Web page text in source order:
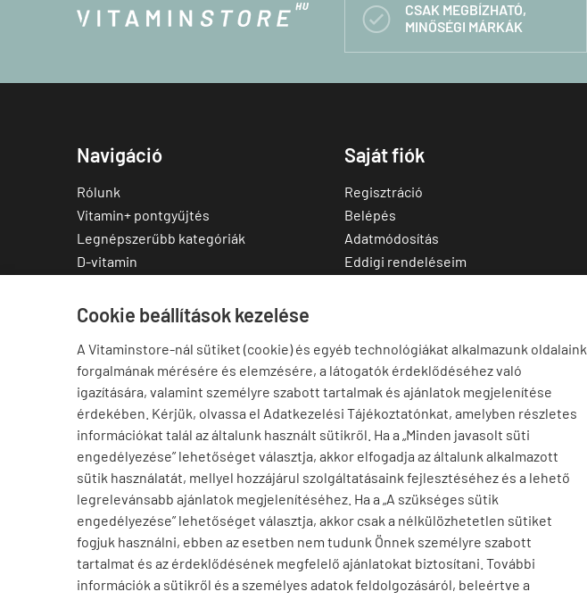
Cookie beállítások kezelése
A Vitaminstore-nál sütiket (cookie) és egyéb technológiákat alkalmazunk oldalaink
forgalmának mérésére és elemzésére, a látogatók érdeklődéséhez való
igazítására, valamint személyre szabott tartalmak és ajánlatok megjelenítése
érdekében. Kérjük, olvassa el Adatkezelési Tájékoztatónkat, amelyben részletes
információkat talál az általunk használt sütikről. Ha a „Minden javasolt süti
engedélyezése” lehetőséget választja, akkor elfogadja az általunk alkalmazott
sütik használatát, mellyel hozzájárul szolgáltatásaink fejlesztéséhez és a lehető
legrelevánsabb ajánlatok megjelenítéséhez. Ha a „A szükséges sütik
engedélyezése” lehetőséget választja, akkor csak a nélkülözhetetlen sütiket
fogjuk használni, ebben az esetben nem tudunk Önnek személyre szabott
tartalmat és az érdeklődésének megfelelő ajánlatokat biztosítani. További
információk a sütikről és a személyes adatok feldolgozásáról, beleértve a

CSAK MEGBÍZHATÓ,
MINŐSÉGI MÁRKÁK
Navigáció
Rólunk
Vitamin+ pontgyűjtés
Legnépszerűbb kategóriák
D-vitamin
Multivitamin
Cink
Omega-3
Ashwagandha
Elállás a szerződéstől
Saját fiók
Regisztráció
Belépés
Adatmódosítás
Eddigi rendeléseim
Báthory Miskolc településről